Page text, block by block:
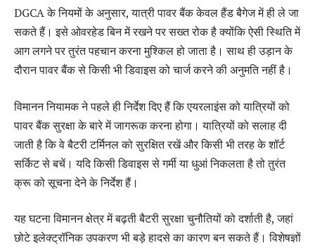
DGCA के नियमों के अनुसार, यात्री पावर बैंक केवल हैंड बैगेज में ही ले जा
सकते हैं। इसे ओवरहेड बिन में रखने पर सख्त रोक है क्योंकि ऐसी स्थिति में
आग लगने पर तुरंत पहचान करना मुश्किल हो जाता है। साथ ही उड़ान के
दौरान पावर बैंक से किसी भी डिवाइस को चार्ज करने की अनुमति नहीं है।
विमानन नियामक ने पहले ही निर्देश दिए हैं कि एयरलाइंस को यात्रियों को
पावर बैंक सुरक्षा के बारे में जागरूक करना होगा। यात्रियों को सलाह दी
जाती है कि वे बैटरी टर्मिनल को सुरक्षित रखें और किसी भी तरह के शॉर्ट
सर्किट से बचें। यदि किसी डिवाइस से गर्मी या धुआं निकलता है तो तुरंत
क्रू को सूचना देने के निर्देश हैं।
यह घटना विमानन क्षेत्र में बढ़ती बैटरी सुरक्षा चुनौतियों को दर्शाती है, जहां
छोटे इलेक्ट्रॉनिक उपकरण भी बड़े हादसे का कारण बन सकते हैं। विशेषज्ञों